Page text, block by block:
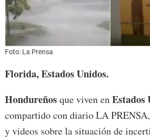
Foto: La Prensa
Florida, Estados Unidos.
Hondureñosque viven enEstados
compartido con diario LA
y videos sobre la situación de